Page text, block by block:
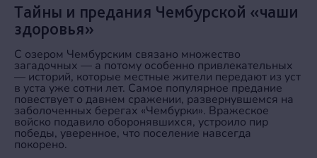
Тайны и предания Чембурской «чаши
здоровья»
С озером Чембурским связано множество
загадочных — а потому особенно привлекательных
— историй, которые местные жители передают из уст
в уста уже сотни лет. Самое популярное предание
повествует о давнем сражении, развернувшемся на
заболоченных берегах «Чембурки». Вражеское
войско подавило оборонявшихся, устроило пир
победы, уверенное, что поселение навсегда
покорено.